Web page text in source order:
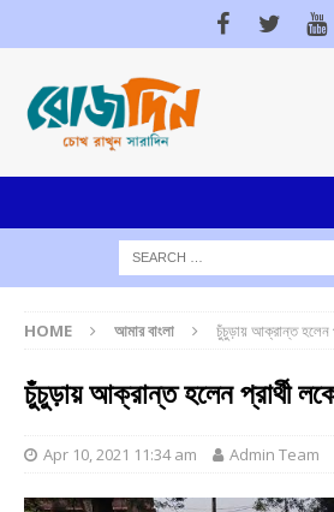
HOME আমার বাংলা চুঁচুড়ায় আক্রান্ত হলেন
চুঁচুড়ায় আক্রান্ত হলেন প্রার্থী
Apr 10, 2021 11:34 am Admin Team